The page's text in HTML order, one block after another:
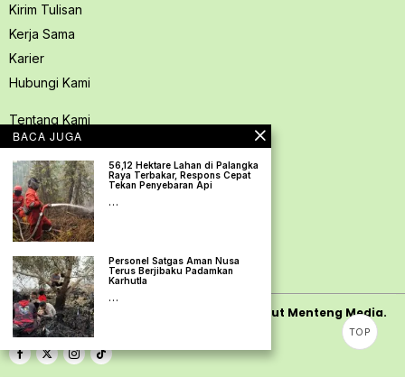
Kirim Tulisan
Kerja Sama
Karier
Hubungi Kami
Tentang Kami
Redaksi PerspektifSpace
Kode Etik Jurnalistik
Pedoman Media Siber
Kebijakan Privasi
Pedoman Ramah Anak
Disclaimer
Copyright2026 PerspektifSpace | PT. Mamut Menteng Media.
TOP
BACA JUGA
56,12 Hektare Lahan di Palangka
Raya Terbakar, Respons Cepat
Tekan Penyebaran Api
…
Personel Satgas Aman Nusa
Terus Berjibaku Padamkan
Karhutla
…